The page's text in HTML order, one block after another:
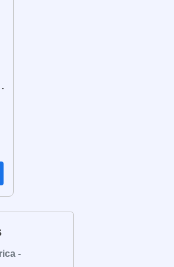
áreas
Com sua
das instalações
para suas
-
-